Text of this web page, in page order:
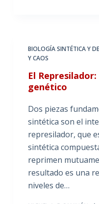
BIOLOGÍA SINTÉTICA Y
Y CAOS
El
genético
Dos piezas
sintética son el
represilador, que
sintética
reprimen
resultado es una
niveles de…